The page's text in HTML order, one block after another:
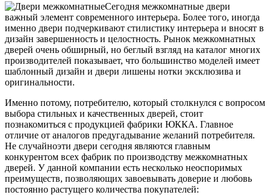
Сегодня межкомнатные двери
важный элемент современного интерьера. Более того, иногда
именно двери подчеркивают стилистику интерьера и вносят в
дизайн завершенность и целостность. Рынок межкомнатных
дверей очень обширный, но беглый взгляд на каталог многих
производителей показывает, что большинство моделей имеет
шаблонный дизайн и двери лишены нотки эксклюзива и
оригинальности.
Именно потому, потребителю, который столкнулся с вопросом
выбора стильных и качественных дверей, стоит
познакомиться с продукцией фабрики ЮККА. Главное
отличие от аналогов предугадывание желаний потребителя.
Не случайноэти двери сегодня являются главным
конкурентом всех фабрик по производству межкомнатных
дверей. У данной компании есть несколько неоспоримых
преимуществ, позволяющих завоевывать доверие и любовь
постоянно растущего количества покупателей: